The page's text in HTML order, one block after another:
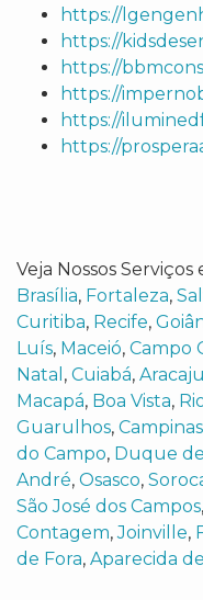
https://
https://
https://
https://
https://
https://
Veja Nossos Serviços
Brasília, Fortaleza,
Curitiba, Recife,
Luís, Maceió, Campo
Natal , Cuiabá, Aracaju
Macapá, Boa Vista,
Guarulhos, Campinas
do Campo, Duque
André, Osasco,
São José dos Campos
Contagem,Joinville,
de Fora, Aparecida